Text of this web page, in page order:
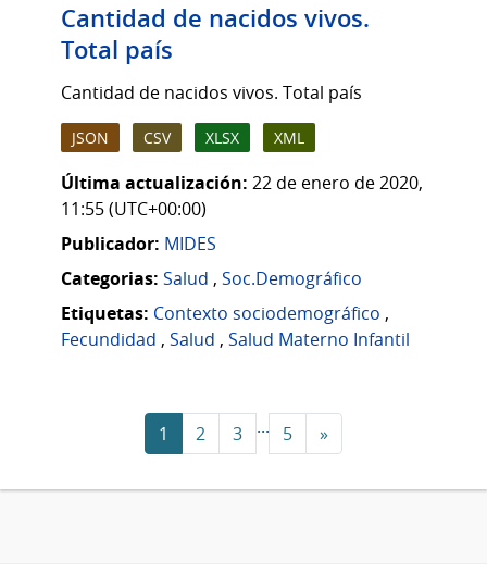
Cantidad de nacidos vivos.
Total país
Cantidad de nacidos vivos. Total país
JSON CSV XLSX XML
Última actualización: 22 de enero de 2020,
11:55 (UTC+00:00)
Publicador: MIDES
Categorias: Salud , Soc.Demográfico
Etiquetas: Contexto sociodemográfico ,
Fecundidad , Salud , Salud Materno Infantil
1 2 3 ... 5 »